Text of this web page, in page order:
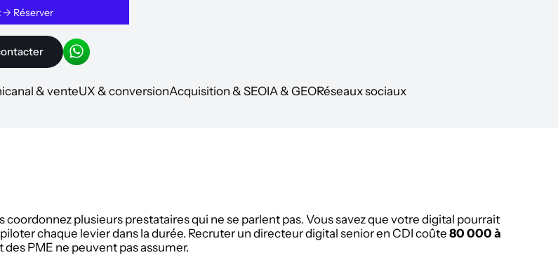
→ Réserver
& venteUX & conversionAcquisition & SEOIA & GEORéseaux sociaux
plusieurs prestataires qui ne se parlent pas. Vous savez que votre digital pourrait
chaque levier dans la durée. Recruter un directeur digital senior en CDI coûte 80 000 à
PME ne peuvent pas assumer.